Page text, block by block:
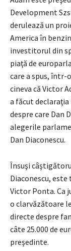
Development
derulează un
America în
investitorul din
piaţă de
care a spus, într-
cineva că Victor
a făcut declaraţia
despre care Dan
alegerile
Dan Diaconescu.
Însuşi
Diaconescu,
Victor Ponta. Ca
o clarvăzătoare
directe despre
câte 25.000 de
preşedinte.